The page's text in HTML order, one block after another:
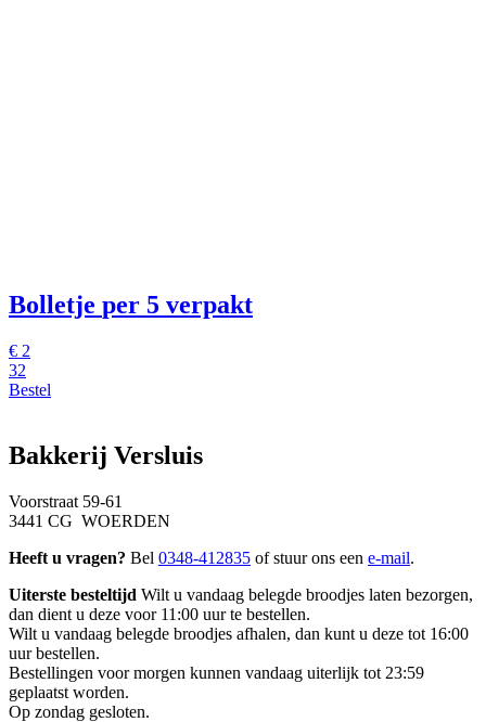
Bolletje per 5 verpakt
€ 2
32
Bestel
Bakkerij Versluis
Voorstraat 59-61
3441 CG WOERDEN
Heeft u vragen? Bel 0348-412835 of stuur ons een e-mail.
Uiterste besteltijd Wilt u vandaag belegde broodjes laten bezorgen,
dan dient u deze voor 11:00 uur te bestellen.
Wilt u vandaag belegde broodjes afhalen, dan kunt u deze tot 16:00
uur bestellen.
Bestellingen voor morgen kunnen vandaag uiterlijk tot 23:59
geplaatst worden.
Op zondag gesloten.